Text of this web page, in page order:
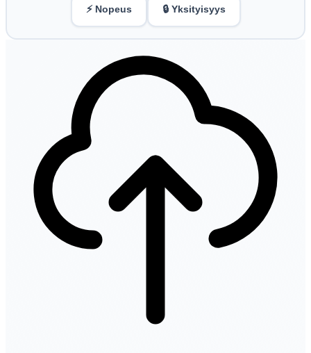
⚡ Nopeus 🔒 Yksityisyys